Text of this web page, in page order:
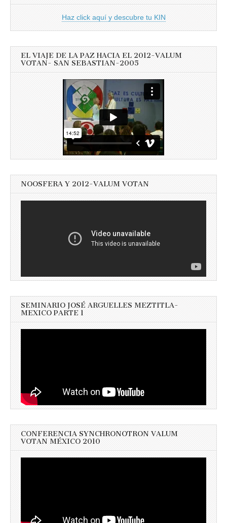
Haz click aquí y descubre tu KIN
EL VIAJE DE LA PAZ HACIA EL 2012-VALUM
VOTAN- SAN SEBASTIAN-2005
NOOSFERA Y 2012-VALUM VOTAN
SEMINARIO JOSÉ ARGUELLES MEZTITLA-
MEXICO PARTE 1
CONFERENCIA SYNCHRONOTRON VALUM
VOTAN MÉXICO 2010